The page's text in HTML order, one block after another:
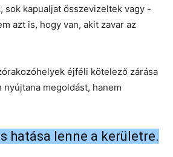
sok kapualjat összevizeltek vagy -
azt is, hogy van, akit zavar az
éjféli kötelező zárása
nyújtana megoldást, hanem
hatása lenne a kerületre.